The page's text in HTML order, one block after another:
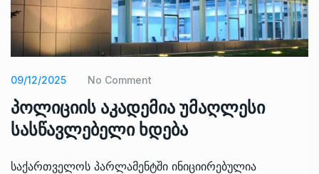
09/12/2025 No Comment
პოლიციის აკადემია უმაღლესი
სასწავლებელი ხდება
საქართველოს პარლამენტში ინიციირებულია